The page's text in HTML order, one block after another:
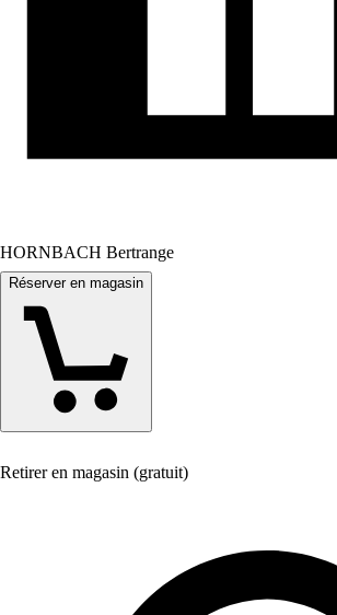
HORNBACH Bertrange
Réserver en magasin
Retirer en magasin (gratuit)